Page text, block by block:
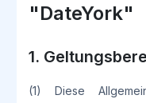
"DateYork"
1.
(1) Diese